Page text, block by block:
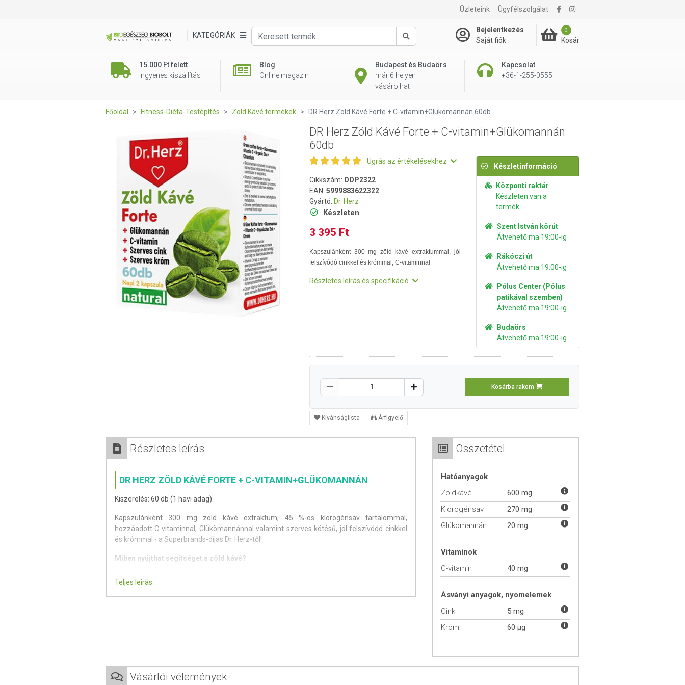
Üzleteink Ügyfélszolgálat
KATEGÓRIÁK
Keresés
Bejelentkezés
Saját fiók
0
Kosár
15.000 Ft felett
ingyenes kiszállítás
Blog
Online magazin
Budapest és Budaörs
már 6 helyen
vásárolhat
Kapcsolat
+36-1-255-0555
3 395 Ft Kosárba rakom
Főoldal Fitness-Diéta-Testépítés Zöld Kávé termékek DR Herz Zöld Kávé Forte + C-vitamin+Glükomannán 60db
DR Herz Zöld Kávé Forte + C-vitamin+Glükomannán
60db
Ugrás az értékelésekhez
Cikkszám: ODP2322
EAN: 5999883622322
Gyártó: Dr. Herz
Készleten
3 395 Ft
Kapszulánként 300 mg zöld kávé extraktummal, jól
felszívódó cinkkel és krómmal, C-vitaminnal
Részletes leírás és specifikáció
Készletinformáció
Központi raktár
Készleten van a
termék
Szent István körút
Átvehető ma 19:00-ig
Rákóczi út
Átvehető ma 19:00-ig
Pólus Center (Pólus
patikával szemben)
Átvehető ma 19:00-ig
Budaörs
Átvehető ma 19:00-ig
Kosárba rakom
Kívánságlista Árfigyelő
Részletes leírás
DR HERZ ZÖLD KÁVÉ FORTE + C-VITAMIN+GLÜKOMANNÁN
Kiszerelés: 60 db (1 havi adag)
Kapszulánként 300 mg zöld kávé extraktum, 45 %-os klorogénsav tartalommal,
hozzáadott C-vitaminnal, Glükömannánnal valamint szerves kötésű, jól felszívódó cinkkel
és krómmal - a Superbrands-díjas Dr. Herz-től!
Miben nyújthat segítséget a zöld kávé?
(cukor) felszívódását, és elősegítheti, hogy a táplálkozás során bevitt felesleges
mennyiségű szénhidrátok ne raktározódjanak el zsír formájában. A hozzáadott króm segít
Teljes leírás
Összetétel
Hatóanyagok
Zöldkávé
600 mg
Klorogénsav
270 mg
Glükomannán
20 mg
Vitaminok
C-vitamin
40 mg
Ásványi anyagok, nyomelemek
Cink
5 mg
Króm
60 µg
Vásárlói vélemények